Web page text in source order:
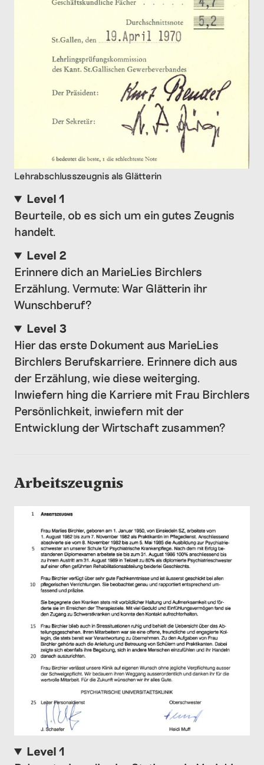
Lehrabschlusszeugnis als Glätterin
Level 1
Beurteile, ob es sich um ein gutes Zeugnis
handelt.
Level 2
Erinnere dich an MarieLies Birchlers
Erzählung. Vermute: War Glätterin ihr
Wunschberuf?
Level 3
Hier das erste Dokument aus MarieLies
Birchlers Berufskarriere. Erinnere dich aus
der Erzählung, wie diese weiterging.
Inwiefern hing die Karriere mit Frau Birchlers
Persönlichkeit, inwiefern mit der
Entwicklung der Wirtschaft zusammen?
Arbeitszeugnis
Level 1